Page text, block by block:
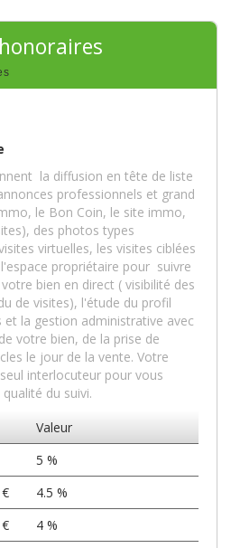
honoraires
la diffusion en tête de liste
professionnels et grand
le Bon Coin, le site immo,
des photos types
virtuelles, les visites ciblées
propriétaire pour suivre
bien en direct ( visibilité des
de visites), l'étude du profil
et la gestion administrative avec
votre bien, de la prise de
le jour de la vente. Votre
interlocuteur pour vous
du suivi.
Valeur
5 %
4.5 %
4 %